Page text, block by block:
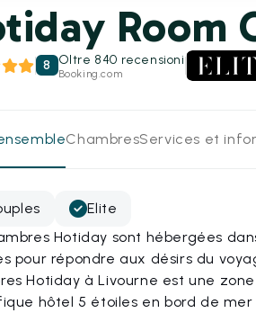
Room
8 Oltre 840 recensioni
Booking.com
ChambresServices et
Elite
Hotiday sont hébergées
pour répondre aux désirs du
Hotiday à Livourne est une
hôtel 5 étoiles en bord de mer